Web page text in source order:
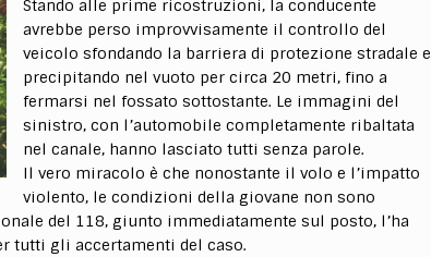
Stando alle prime ricostruzioni, la conducente
avrebbe perso improvvisamente il controllo del
veicolo sfondando la barriera di protezione stradale e
precipitando nel vuoto per circa 20 metri, fino a
fermarsi nel fossato sottostante. Le immagini del
sinistro, con l’automobile completamente ribaltata
nel canale, hanno lasciato tutti senza parole.
Il vero miracolo è che nonostante il volo e l’impatto
violento, le condizioni della giovane non sono
del 118, giunto immediatamente sul posto, l’ha
tutti gli accertamenti del caso.